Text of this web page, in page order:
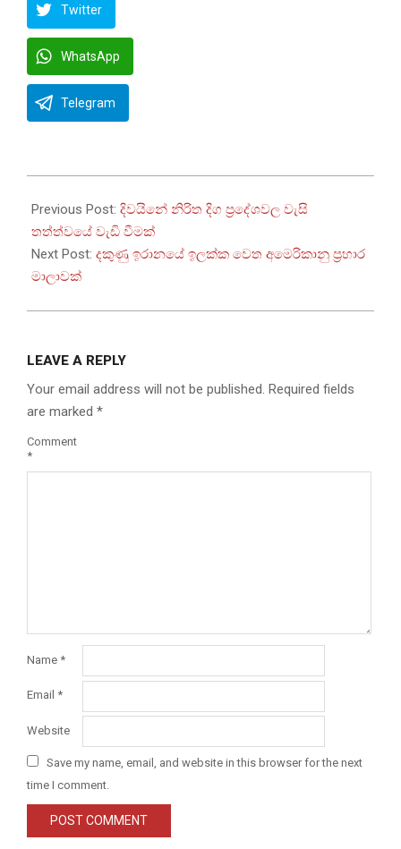
Twitter
WhatsApp
Telegram
05-
25
Previous Post: දිවයිනේ නිරිත දිග ප්‍රදේශවල වැසි
තත්ත්වයේ වැඩි වීමක්
Next Post: දකුණු ඉරානයේ ඉලක්ක වෙත අමෙරිකානු ප්‍රහාර
මාලාවක්
LEAVE A REPLY
Your email address will not be published. Required fields
are marked *
Comment
*
Name *
Email *
Website
Save my name, email, and website in this browser for the next
time I comment.